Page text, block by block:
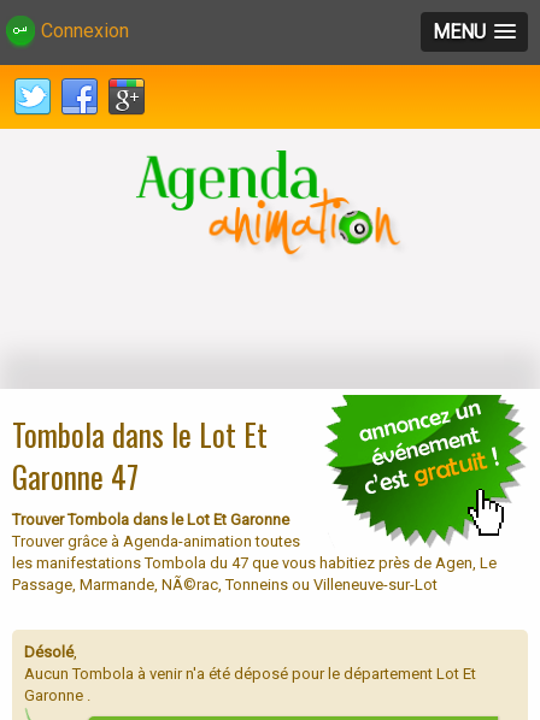
Connexion MENU
Tombola dans le Lot Et
Garonne 47
Trouver Tombola dans le Lot Et Garonne
Trouver grâce à Agenda-animation toutes
les manifestations Tombola du 47 que vous habitiez près de Agen, Le
Passage, Marmande, NÃ©rac, Tonneins ou Villeneuve-sur-Lot
Désolé,
Aucun Tombola à venir n'a été déposé pour le département Lot Et
Garonne .